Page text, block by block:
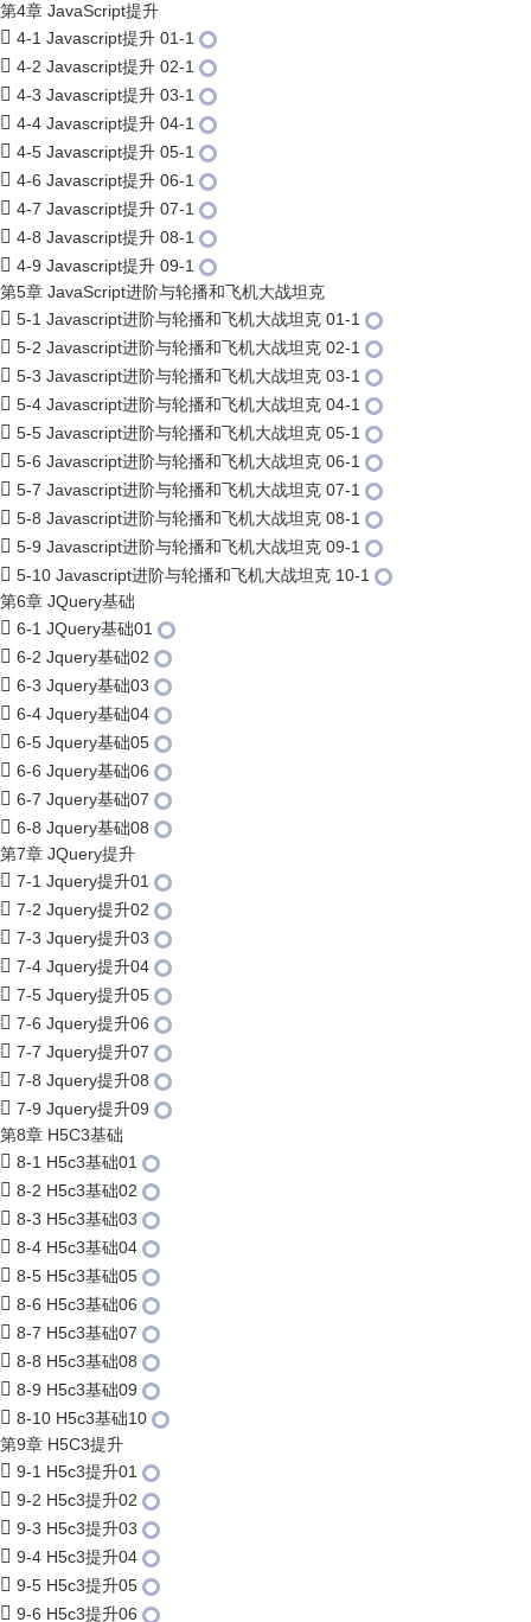
第4章 JavaScript提升
4-1 Javascript提升 01-1
4-2 Javascript提升 02-1
4-3 Javascript提升 03-1
4-4 Javascript提升 04-1
4-5 Javascript提升 05-1
4-6 Javascript提升 06-1
4-7 Javascript提升 07-1
4-8 Javascript提升 08-1
4-9 Javascript提升 09-1
第5章 JavaScript进阶与轮播和飞机大战坦克
5-1 Javascript进阶与轮播和飞机大战坦克 01-1
5-2 Javascript进阶与轮播和飞机大战坦克 02-1
5-3 Javascript进阶与轮播和飞机大战坦克 03-1
5-4 Javascript进阶与轮播和飞机大战坦克 04-1
5-5 Javascript进阶与轮播和飞机大战坦克 05-1
5-6 Javascript进阶与轮播和飞机大战坦克 06-1
5-7 Javascript进阶与轮播和飞机大战坦克 07-1
5-8 Javascript进阶与轮播和飞机大战坦克 08-1
5-9 Javascript进阶与轮播和飞机大战坦克 09-1
5-10 Javascript进阶与轮播和飞机大战坦克 10-1
第6章 JQuery基础
6-1 JQuery基础01
6-2 Jquery基础02
6-3 Jquery基础03
6-4 Jquery基础04
6-5 Jquery基础05
6-6 Jquery基础06
6-7 Jquery基础07
6-8 Jquery基础08
第7章 JQuery提升
7-1 Jquery提升01
7-2 Jquery提升02
7-3 Jquery提升03
7-4 Jquery提升04
7-5 Jquery提升05
7-6 Jquery提升06
7-7 Jquery提升07
7-8 Jquery提升08
7-9 Jquery提升09
第8章 H5C3基础
8-1 H5c3基础01
8-2 H5c3基础02
8-3 H5c3基础03
8-4 H5c3基础04
8-5 H5c3基础05
8-6 H5c3基础06
8-7 H5c3基础07
8-8 H5c3基础08
8-9 H5c3基础09
8-10 H5c3基础10
第9章 H5C3提升
9-1 H5c3提升01
9-2 H5c3提升02
9-3 H5c3提升03
9-4 H5c3提升04
9-5 H5c3提升05
9-6 H5c3提升06